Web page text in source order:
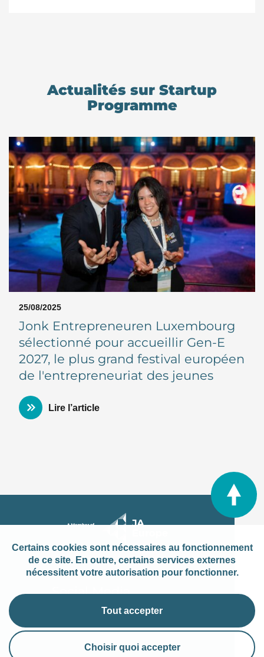
Actualités sur Startup
Programme
25/08/2025
Jonk Entrepreneuren Luxembourg
sélectionné pour accueillir Gen-E
2027, le plus grand festival européen
de l'entrepreneuriat des jeunes
Lire l’article
Social Media
Certains cookies sont nécessaires au fonctionnement
de ce site. En outre, certains services externes
nécessitent votre autorisation pour fonctionner.
Tout accepter
Choisir quoi accepter